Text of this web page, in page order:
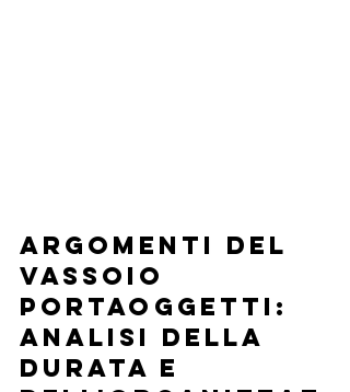
Argomenti del
vassoio
portaoggetti:
analisi della
durata e